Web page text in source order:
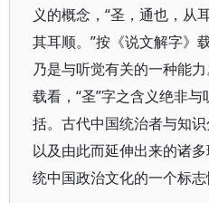
义的概念，“圣，通也，从
其耳顺。”按《说文解字》
乃是与听觉有关的一种能
载看，“圣”字之含义绝非
括。古代中国统治者与知识
以及由此而延伸出来的诸
统中国政治文化的一个标志